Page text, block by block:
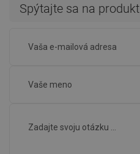
Spýtajte sa na produkt